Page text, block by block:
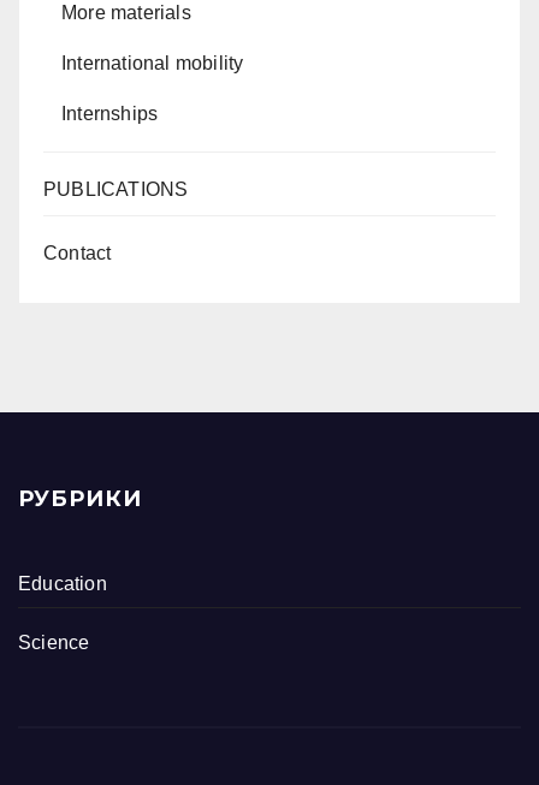
More materials
International mobility
Internships
PUBLICATIONS
Contact
РУБРИКИ
Education
Science